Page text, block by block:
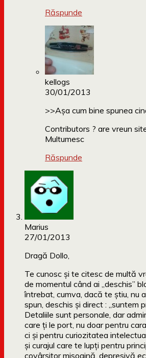
Răspunde
kellogs
30/01/2013
>>Așa cum bine spunea
Contributors ? are vreun
Multumesc
Răspunde
Marius
27/01/2013
Dragă Dollo,
Te cunosc și te citesc de multă
de momentul când ai „deschis”
întrebat, cumva, dacă te știu, nu
spun, deschis și direct : „suntem
Detaliile sunt personale, dar
care ți le port, nu doar pentru
ci și pentru curiozitatea
și curajul care te lupți pentru
covârșitor misogină, depresivă